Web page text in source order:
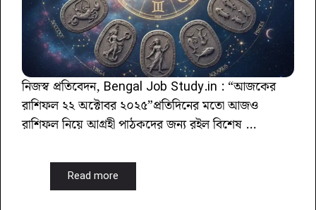
নিজস্ব প্রতিবেদন, Bengal Job Study.in : “আজকের
রাশিফল ২২ অক্টোবর ২০২৫”প্রতিদিনের মতো আজও
রাশিফল নিয়ে আগ্রহী পাঠকদের জন্য রইল বিশেষ ...
Read more